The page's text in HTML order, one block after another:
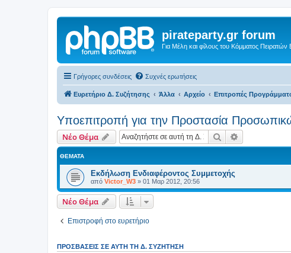
pirateparty.gr forum
Για Μέλη και φίλους του Κόμματος Πειρατών
Γρήγορες συνδέσεις Συχνές ερωτήσεις
Ευρετήριο Δ. Συζήτησης Άλλα Αρχείο Επιτροπές
Υποεπιτροπή για την Προστασία
Νέο Θέμα Αναζήτηση
ΘΈΜΑΤΑ
Εκδήλωση Ενδιαφέροντος Συμμετοχής
από Victor_W3 » 01 Μαρ 2012, 20:56
Νέο Θέμα
Επιστροφή στο ευρετήριο
ΠΡΟΣΒΆΣΕΙΣ ΣΕ ΑΥΤΉ ΤΗ Δ. ΣΥΖΉΤΗΣΗ